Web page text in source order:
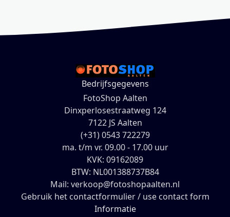
Bedrijfsgegevens
FotoShop Aalten
Dinxperlosestraatweg 124
7122 JS Aalten
(+31) 0543 722279
ma. t/m vr. 09.00 - 17.00 uur
KVK: 09162089
BTW: NL001388737B84
Mail: verkoop@fotoshopaalten.nl
Gebruik het contactformulier / use contact form
Informatie